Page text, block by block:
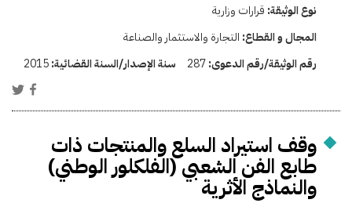
نوع الوثيقة: قرارات وزارية
المجال و القطاع: التجارة والاستثمار والصناعة
رقم الوثيقة/رقم الدعوى:287 سنة الإصدار/السنة القضائية:2015
وقف استيراد السلع والمنتجات ذات
طابع الفن الشعبي (الفلكلور الوطني)
والنماذج الأثرية